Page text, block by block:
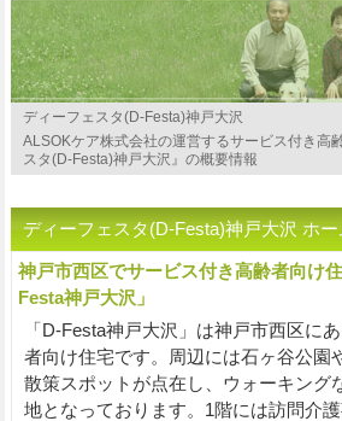
ディーフェスタ(D-Festa)神戸大沢
ALSOKケア株式会社の運営するサービス付き高
スタ(D-Festa)神戸大沢』の概要情報
ディーフェスタ(D-Festa)神戸大沢 ホ
神戸市西区でサービス付き高齢者向け
Festa神戸大沢」
「D-Festa神戸大沢」は神戸市西区に
者向け住宅です。周辺には石ヶ谷公園
散策スポットが点在し、ウォーキング
地となっております。1階には訪問介